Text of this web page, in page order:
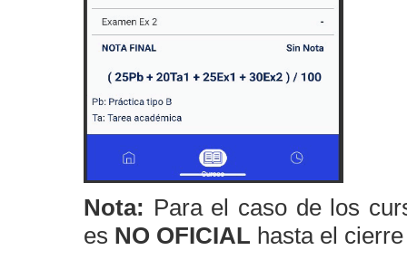
Nota: Para el caso de los
es NO OFICIAL hasta el